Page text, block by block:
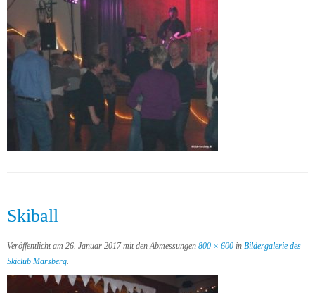
Skiball
Veröffentlicht am 26. Januar 2017mit den Abmessungen 800 × 600 in Bildergalerie des
Skiclub Marsberg.